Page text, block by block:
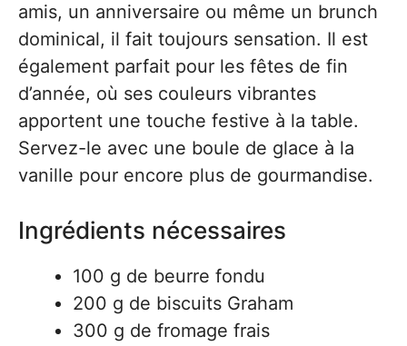
amis, un anniversaire ou même un brunch
dominical, il fait toujours sensation. Il est
également parfait pour les fêtes de fin
d’année, où ses couleurs vibrantes
apportent une touche festive à la table.
Servez-le avec une boule de glace à la
vanille pour encore plus de gourmandise.
Ingrédients nécessaires
100 g de beurre fondu
200 g de biscuits Graham
300 g de fromage frais